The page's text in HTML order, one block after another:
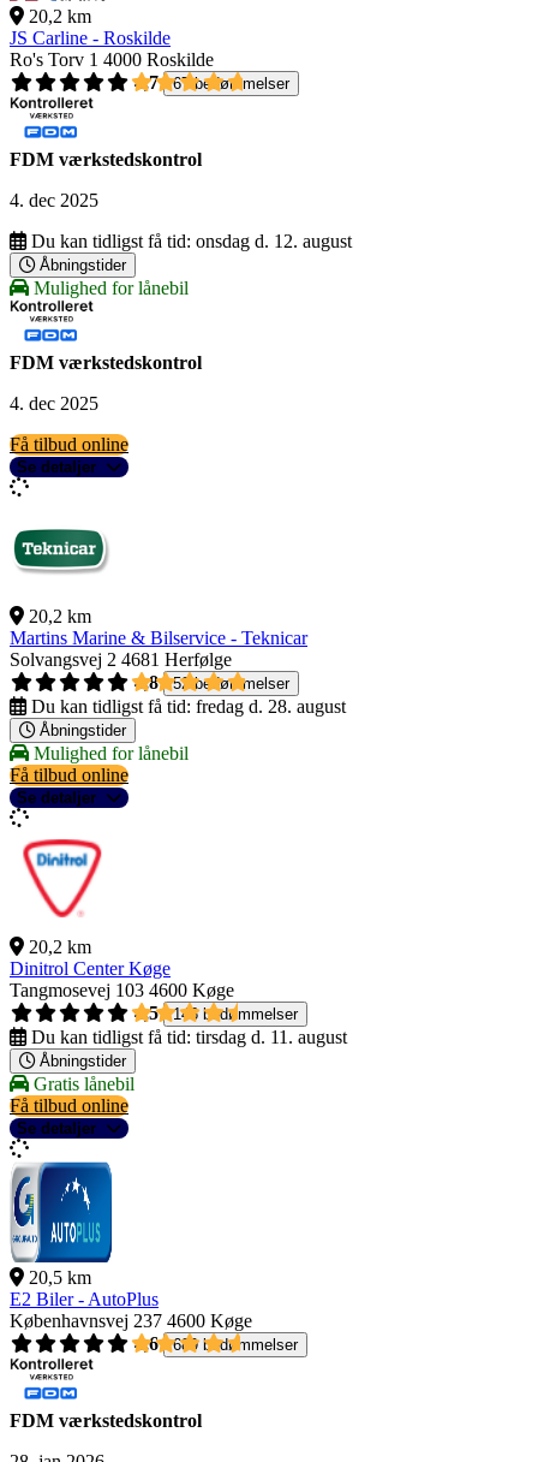
20,2 km
JS Carline - Roskilde
Ro's Torv 1 4000 Roskilde
4,7
67 bedømmelser
FDM værkstedskontrol
4. dec 2025
Du kan tidligst få tid: onsdag d. 12. august
Åbningstider
Mulighed for lånebil
FDM værkstedskontrol
4. dec 2025
Få tilbud online
Se detaljer
20,2 km
Martins Marine & Bilservice - Teknicar
Solvangsvej 2 4681 Herfølge
4,8
52 bedømmelser
Du kan tidligst få tid: fredag d. 28. august
Åbningstider
Mulighed for lånebil
Få tilbud online
Se detaljer
20,2 km
Dinitrol Center Køge
Tangmosevej 103 4600 Køge
4,5
146 bedømmelser
Du kan tidligst få tid: tirsdag d. 11. august
Åbningstider
Gratis lånebil
Få tilbud online
Se detaljer
20,5 km
E2 Biler - AutoPlus
Københavnsvej 237 4600 Køge
4,6
689 bedømmelser
FDM værkstedskontrol